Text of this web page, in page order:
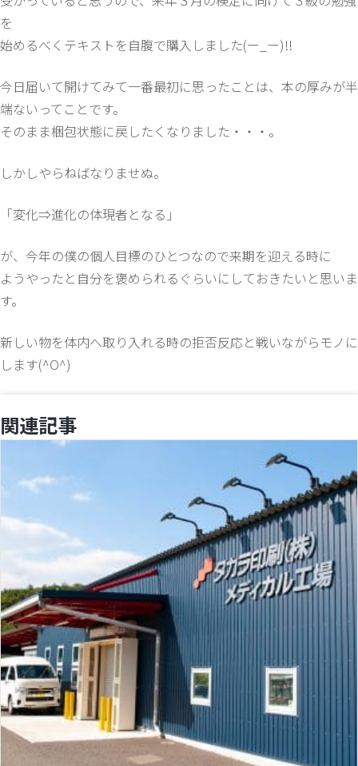
を
始めるべくテキストを自腹で購入しました(ー_ー)!!
今日届いて開けてみて一番最初に思ったことは、本の厚みが半
端ないってことです。
そのまま梱包状態に戻したくなりました・・・。
しかしやらねばなりませぬ。
「変化⇒進化の体現者となる」
が、今年の僕の個人目標のひとつなので来期を迎える時に
ようやったと自分を褒められるぐらいにしておきたいと思いま
す。
新しい物を体内へ取り入れる時の拒否反応と戦いながらモノに
します(^O^)
関連記事